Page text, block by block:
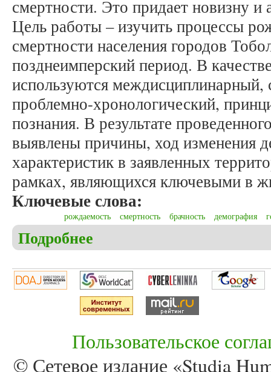
смертности. Это придает новизну и
Цель работы – изучить процессы
смертности населения городов
позднеимперский период. В
используются
проблемно-хронологический,
познания. В результате
выявлены причины, ход изменения
характеристик в заявленных
рамках, являющихся ключевыми в
Ключевые слова:
рождаемость смертность брачность демография
Подробнее
Пользовательское
© Сетевое издание «Studia